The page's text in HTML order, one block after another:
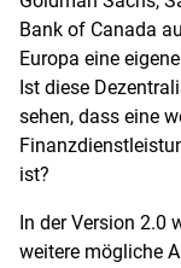
Bank of Canada
Europa eine
Ist diese
sehen, dass eine
ist?
In der Version 2.0
weitere mögliche